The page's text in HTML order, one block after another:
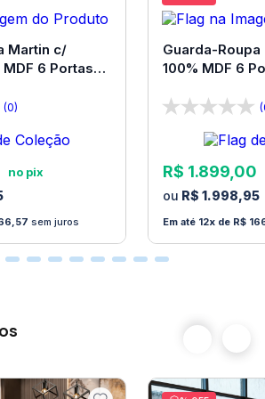
é enviado colado no tampo
não faz montagem de produtos.
acompanham manual de
montagem é de exclusiva
do adquirente. É imprescindível a
naturezas causados no produto
apresentar diferenças de
Martin c/
6 Portas
(0)
57 sem juros
Guarda-
100% MDF 6
R$ 1.899, 00
R$ 1.998,95
12 R$